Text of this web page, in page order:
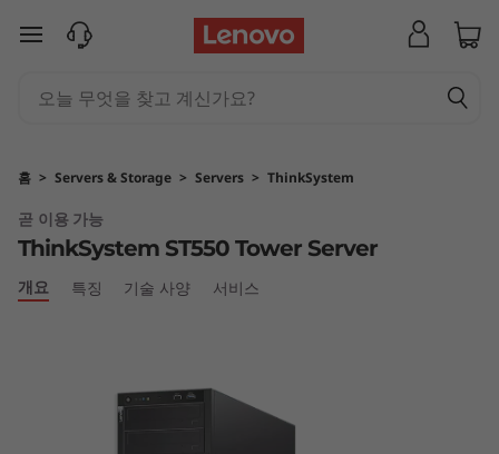
o
v
T
주요 콘텐츠로 건너뛰기
홈 > Servers & Storage > Servers > ThinkSystem
곧 이용 가능
ThinkSystem ST550 Tower Server
개요 특징 기술 사양 서비스